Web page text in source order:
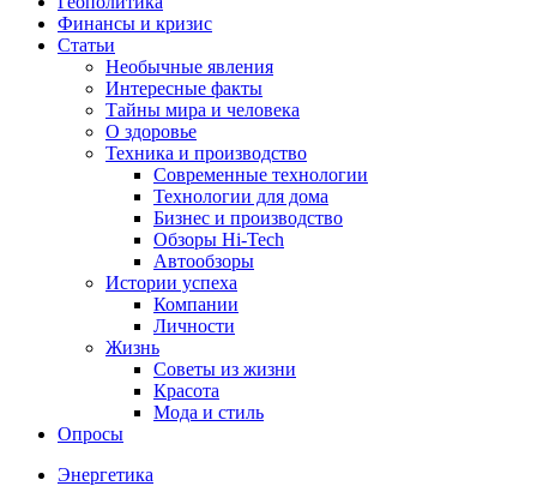
Финансы и кризис
Статьи
Необычные явления
Интересные факты
Тайны мира и человека
О здоровье
Техника и производство
Современные технологии
Технологии для дома
Бизнес и производство
Обзоры Hi-Tech
Автообзоры
Истории успеха
Компании
Личности
Жизнь
Советы из жизни
Красота
Мода и стиль
Опросы
Энергетика